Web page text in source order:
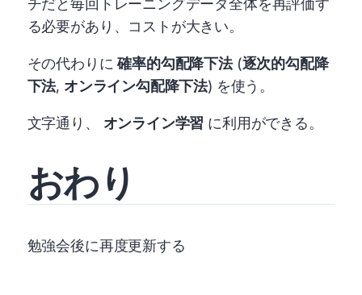
チだと毎回トレーニングデータ全体を再評価す
る必要があり、コストが大きい。
その代わりに確率的勾配降下法(逐次的勾配降
下法, オンライン勾配降下法) を使う。
文字通り、 オンライン学習 に利用ができる。
おわり
勉強会後に再度更新する